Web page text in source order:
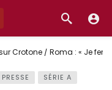
Crotone / Roma : « Je
SÉRIE A